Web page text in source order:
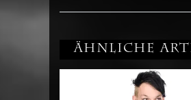
Ähnliche